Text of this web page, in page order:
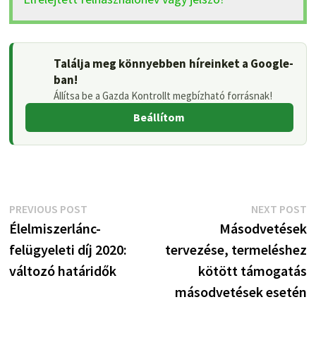
Találja meg könnyebben híreinket a Google-
ban!
Állítsa be a Gazda Kontrollt megbízható forrásnak!
Beállítom
Bejegyzés
navigáció
PREVIOUS POSTPrevious
post:
Élelmiszerlánc-
felügyeleti díj 2020:
változó határidők
NEXT POST
Másodvetések
tervezése, termeléshez
kötött támogatás
másodvetések esetén